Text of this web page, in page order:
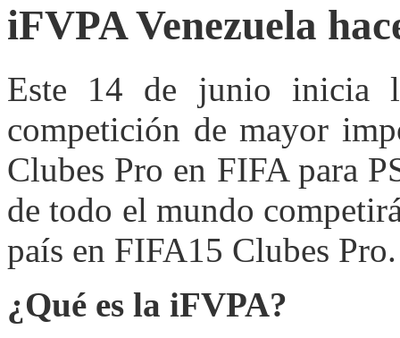
iFVPA Venezuela
Este 14 de junio inicia
competición de mayor
Clubes Pro en FIFA para
de todo el mundo
país en FIFA15 Clubes Pro.
¿Qué es la iFVPA?